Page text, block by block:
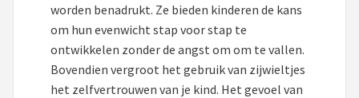
worden benadrukt. Ze bieden kinderen de kans
om hun evenwicht stap voor stap te
ontwikkelen zonder de angst om om te vallen.
Bovendien vergroot het gebruik van zijwieltjes
het zelfvertrouwen van je kind. Het gevoel van